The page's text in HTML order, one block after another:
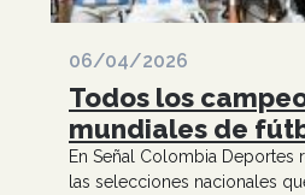
06/04/2026
Todos los
mundiales de
En Señal Colombia Deportes
las selecciones nacionales